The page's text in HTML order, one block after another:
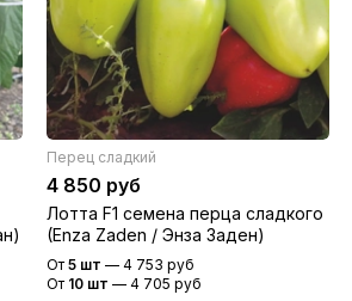
Перец сладкий
4 850 руб
Лотта F1 семена перца сладкого
(Enza Zaden / Энза Заден)
От5 шт —4 753 руб
От 10 шт —4 705 руб